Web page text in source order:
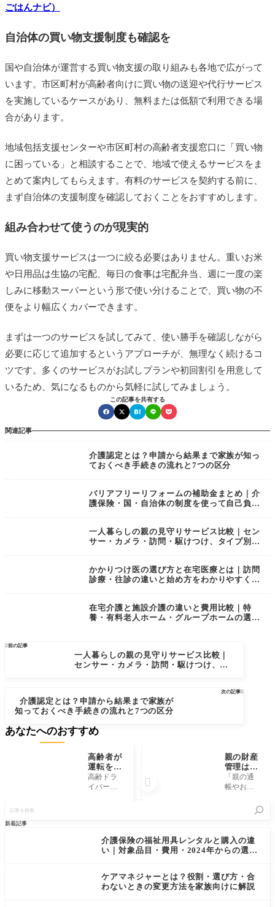
ごはんナビ）
自治体の買い物支援制度も確認を
国や自治体が運営する買い物支援の取り組みも各地で広がって
います。市区町村が高齢者向けに買い物の送迎や代行サービス
を実施しているケースがあり、無料または低額で利用できる場
合があります。
地域包括支援センターや市区町村の高齢者支援窓口に「買い物
に困っている」と相談することで、地域で使えるサービスをま
とめて案内してもらえます。有料のサービスを契約する前に、
まず自治体の支援制度を確認しておくことをおすすめします。
組み合わせて使うのが現実的
買い物支援サービスは一つに絞る必要はありません。重いお米
や日用品は生協の宅配、毎日の食事は宅配弁当、週に一度の楽
しみに移動スーパーという形で使い分けることで、買い物の不
便をより幅広くカバーできます。
まずは一つのサービスを試してみて、使い勝手を確認しながら
必要に応じて追加するというアプローチが、無理なく続けるコ
ツです。多くのサービスがお試しプランや初回割引を用意して
いるため、気になるものから気軽に試してみましょう。
この記事を共有する
関連記事
介護認定とは？申請から結果まで家族が知っ
ておくべき手続きの流れと7つの区分
バリアフリーリフォームの補助金まとめ｜介
護保険・国・自治体の制度を使って自己負担
一人暮らしの親の見守りサービス比較｜セン
サー・カメラ・訪問・駆けつけ、タイプ別の
かかりつけ医の選び方と在宅医療とは｜訪問
診療・往診の違いと始め方をわかりやすく解
在宅介護と施設介護の違いと費用比較｜特
養・有料老人ホーム・グループホームの選び
前の記事
一人暮らしの親の見守りサービス比較｜
センサー・カメラ・訪問・駆けつけ、タ
次の記事
介護認定とは？申請から結果まで家族が
知っておくべき手続きの流れと7つの区分
を
検
新着記事
介護保険の福祉用具レンタルと購入の違
い｜対象品目・費用・2024年からの選択
ケアマネジャーとは？役割・選び方・合
わないときの変更方法を家族向けに解説
あなたへのおすすめ
高齢者が
運転をや
めない理
由とは？
高齢ドラ
イバーに
ろそろ運
転をやめ
たほうが
は」と感
じる家族
親の財産
管理はい
つ始める
べきか、
になる前
に家族が
くべきこ
と
「親の通
帳やお金
ばいい」
——そう
思ってい
に、突然
銀行口座
